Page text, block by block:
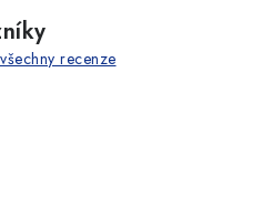
recenze